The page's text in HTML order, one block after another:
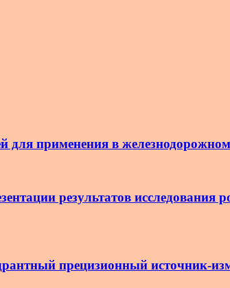
применения в
результатов исследования
прецизионный источник-